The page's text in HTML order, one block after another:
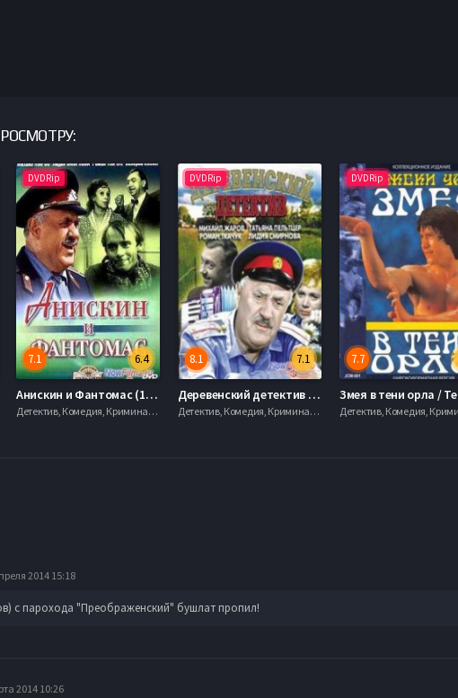
DVDRip
6.4
7.1
Анискин и Фантомас (1973)
Детектив, Комедия, Криминал, Русские, 1970
DVDRip
7.1
8.1
Деревенский детектив (1969)
Детектив, Комедия, Криминал, Русские, 1970
DVDRip
7.7
2014 15:18
с парохода "Преображенский" бушлат пропил!
2014 10:26